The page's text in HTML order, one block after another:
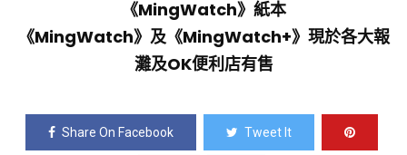
《MingWatch》紙本
《MingWatch》及《MingWatch+》現於各大報
灘及OK便利店有售
Share On Facebook Tweet It